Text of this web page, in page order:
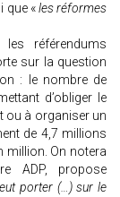
que «les réformes
référendums
sur la question
: le nombre de
d’obliger le
ou à organiser un
de 4,7 millions
million. On notera
ADP, propose
porter (…) sur le